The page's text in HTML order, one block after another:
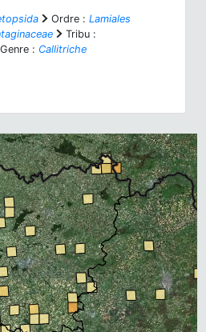
Ordre : Lamiales
Tribu :
Genre : Callitriche